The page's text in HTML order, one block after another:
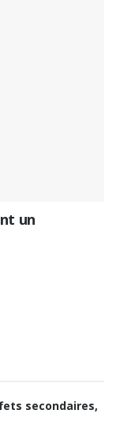
un
secondaires,